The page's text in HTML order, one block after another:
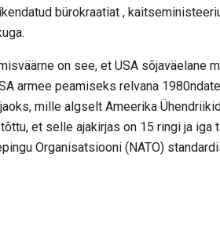
bürokraatiat ,
on see, et USA sõjaväelane
armee peamiseks relvana
mille algselt Ameerika
et selle ajakirjas on 15 ringi ja
Organisatsiooni (NATO)